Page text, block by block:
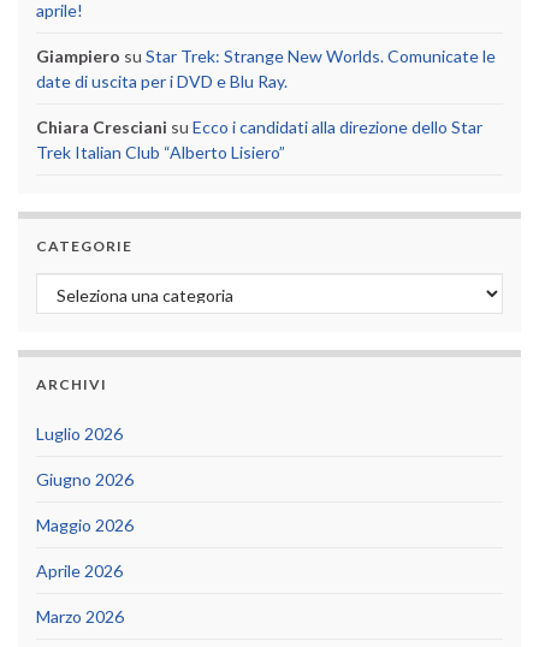
aprile!
Giampiero su Star Trek: Strange New Worlds. Comunicate le
date di uscita per i DVD e Blu Ray.
Chiara Cresciani su Ecco i candidati alla direzione dello Star
Trek Italian Club “Alberto Lisiero”
CATEGORIE
Categorie
ARCHIVI
Luglio 2026
Giugno 2026
Maggio 2026
Aprile 2026
Marzo 2026